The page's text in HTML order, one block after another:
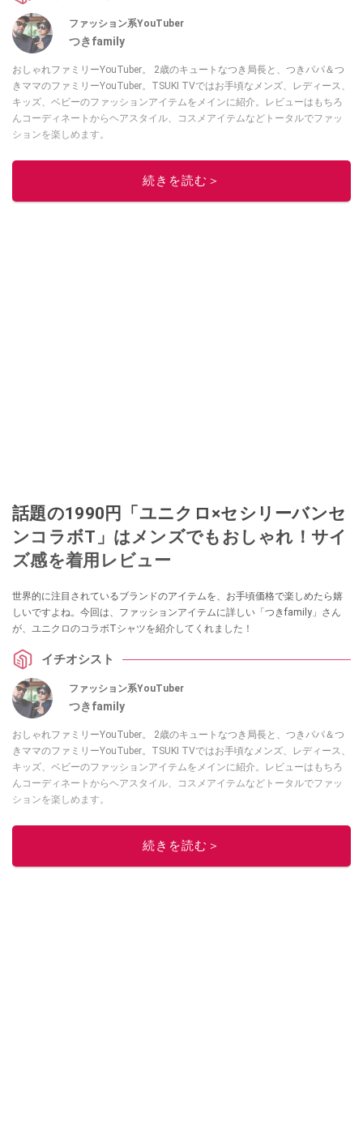
ファッション系YouTuber
つきfamily
おしゃれファミリーYouTuber。 2歳のキュートなつき局長と、つきパパ＆つ
きママのファミリーYouTuber。TSUKI TVではお手頃なメンズ、レディース、
キッズ、ベビーのファッションアイテムをメインに紹介。レビューはもちろ
んコーディネートからヘアスタイル、コスメアイテムなどトータルでファッ
ションを楽しめます。
このイチオシストの他の記事を読む
続きを読む＞
話題の1990円「ユニクロ×セシリーバンセ
ンコラボT」はメンズでもおしゃれ！サイ
ズ感を着用レビュー
世界的に注目されているブランドのアイテムを、お手頃価格で楽しめたら嬉
しいですよね。今回は、ファッションアイテムに詳しい「つきfamily」さん
が、ユニクロのコラボTシャツを紹介してくれました！
イチオシスト
ファッション系YouTuber
つきfamily
おしゃれファミリーYouTuber。 2歳のキュートなつき局長と、つきパパ＆つ
きママのファミリーYouTuber。TSUKI TVではお手頃なメンズ、レディース、
キッズ、ベビーのファッションアイテムをメインに紹介。レビューはもちろ
んコーディネートからヘアスタイル、コスメアイテムなどトータルでファッ
ションを楽しめます。
このイチオシストの他の記事を読む
続きを読む＞